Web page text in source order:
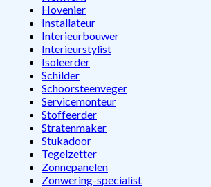
Hovenier
Installateur
Interieurbouwer
Interieurstylist
Isoleerder
Schilder
Schoorsteenveger
Servicemonteur
Stoffeerder
Stratenmaker
Stukadoor
Tegelzetter
Zonnepanelen
Zonwering-specialist